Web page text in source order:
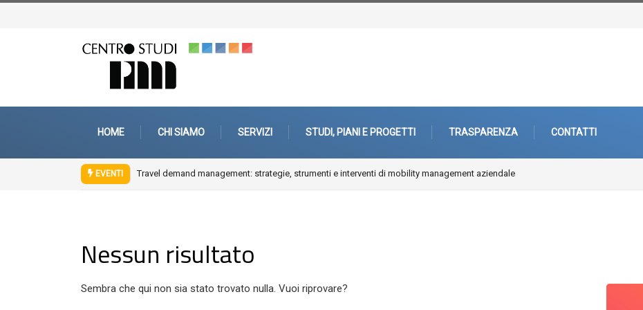
HOME CHI SIAMO SERVIZI STUDI, PIANI E PROGETTI TRASPARENZA CONTATTI
EVENTI Travel demand management: strategie, strumenti e interventi di mobility management aziendale
Nessun risultato
Sembra che qui non sia stato trovato nulla. Vuoi riprovare?